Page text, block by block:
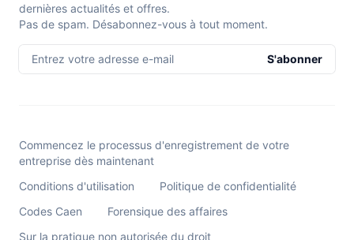
dernières actualités et offres.
Pas de spam. Désabonnez-vous à tout moment.
Entrez votre adresse e-mail S'abonner
Commencez le processus d'enregistrement de votre
entreprise dès maintenant
Conditions d'utilisation
Politique de confidentialité
Codes Caen
Forensique des affaires
Sur la pratique non autorisée du droit